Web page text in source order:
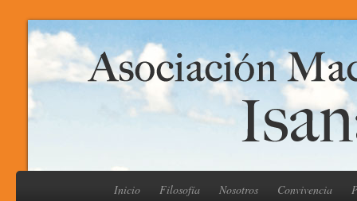
Inicio Filosofía Nosotros Convivencia